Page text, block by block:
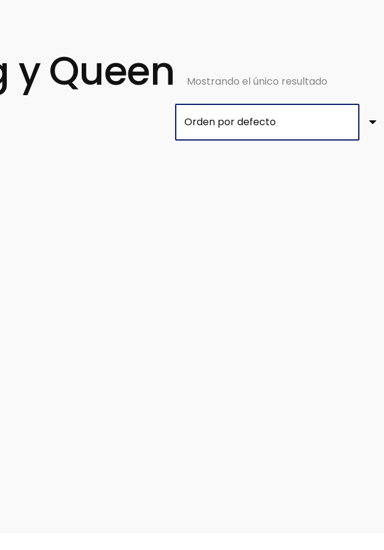
y Queen Mostrando el único resultado